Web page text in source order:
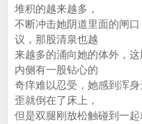
堆积的越来越多，
不断冲击她阴道里面的闸
议，那股清泉也越
来越多的涌向她的体外，
内侧有一股钻心的
奇痒难以忍受，她感到浑
歪就倒在了床上，
但是双腿刚放松触碰到一